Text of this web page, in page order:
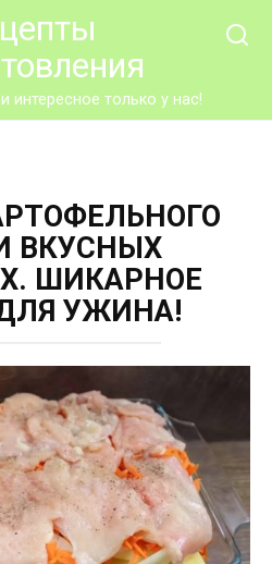
интересное только у нас!
ВКУСНЫХ
ШИКАРНОЕ
УЖИНА!